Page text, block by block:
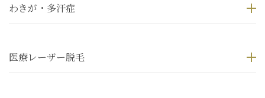
わきが・多汗症
医療レーザー脱毛